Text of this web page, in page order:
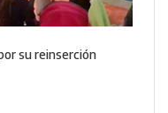
su reinserción